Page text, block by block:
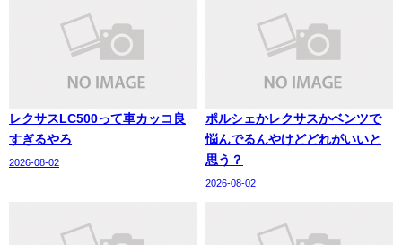
レクサスLC500って車カッコ良
すぎるやろ
2026-08-02
ポルシェかレクサスかベンツで
悩んでるんやけどどれがいいと
思う？
2026-08-02